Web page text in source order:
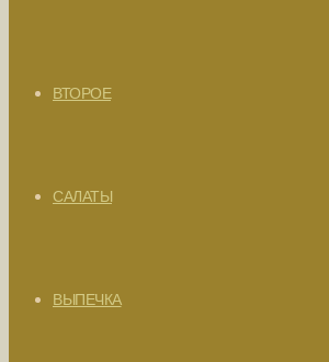
ВТОРОЕ
САЛАТЫ
ВЫПЕЧКА